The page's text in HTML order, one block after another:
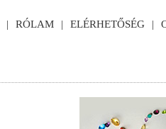
RÓLAM ELÉRHETŐSÉG